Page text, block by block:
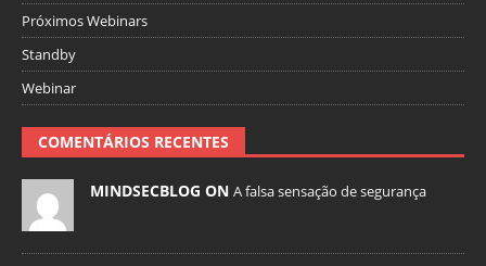
Próximos Webinars
Standby
Webinar
COMENTÁRIOS RECENTES
MINDSECBLOG ON A falsa sensação de segurança